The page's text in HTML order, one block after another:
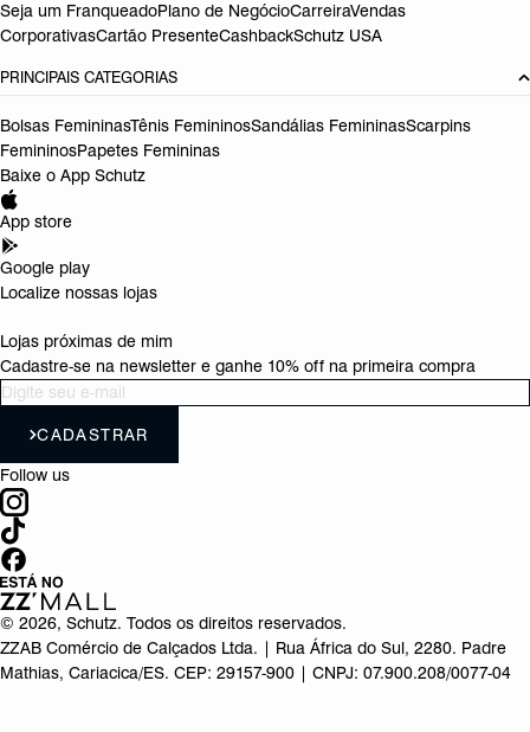
Seja um FranqueadoPlano de NegócioCarreiraVendas
CorporativasCartão PresenteCashbackSchutz USA
PRINCIPAIS CATEGORIAS
Bolsas FemininasTênis FemininosSandálias FemininasScarpins
FemininosPapetes Femininas
Baixe o App Schutz
App store
Google play
Localize nossas lojas
Lojas próximas de mim
Cadastre-se na newsletter e ganhe 10% off na primeira compra
CADASTRAR
Follow us
© 2026, Schutz. Todos os direitos reservados.
ZZAB Comércio de Calçados Ltda. | Rua África do Sul, 2280. Padre
Mathias, Cariacica/ES. CEP: 29157-900 | CNPJ: 07.900.208/0077-04